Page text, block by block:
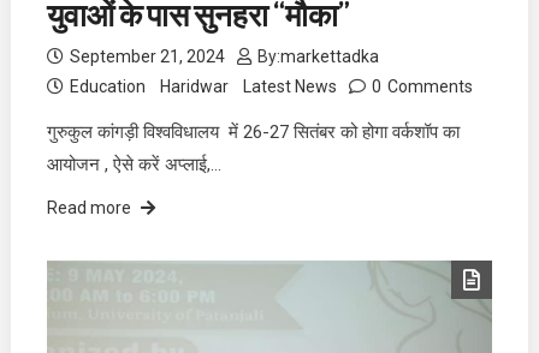
युवाओं के पास सुनहरा “मौका”
September 21, 2024 By:markettadka
Education
Haridwar Latest News 0 Comments
गुरुकुल कांगड़ी विश्वविधालय में 26-27 सितंबर को होगा वर्कशॉप का
आयोजन , ऐसे करें अप्लाई,…
Read more